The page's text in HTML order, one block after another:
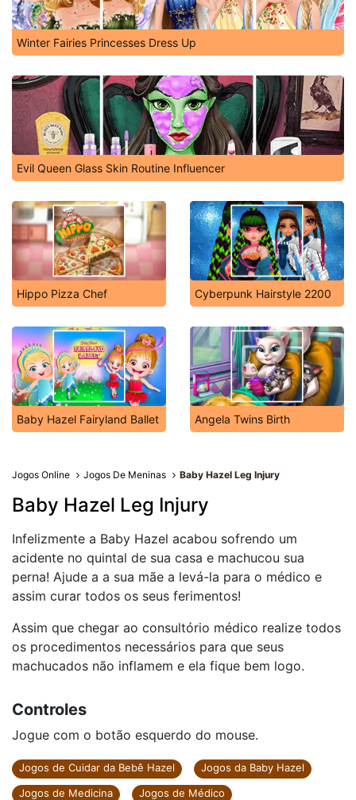
Winter Fairies Princesses Dress Up
Evil Queen Glass Skin Routine Influencer
Hippo Pizza Chef Cyberpunk Hairstyle 2200
Baby Hazel Fairyland Ballet Angela Twins Birth
Jogos Online Jogos De Meninas Baby Hazel Leg Injury
Baby Hazel Leg Injury
Infelizmente a Baby Hazel acabou sofrendo um
acidente no quintal de sua casa e machucou sua
perna! Ajude a a sua mãe a levá-la para o médico e
assim curar todos os seus ferimentos!
Assim que chegar ao consultório médico realize todos
os procedimentos necessários para que seus
machucados não inflamem e ela fique bem logo.
Controles
Jogue com o botão esquerdo do mouse.
Jogos de Cuidar da Bebê Hazel
Jogos da Baby Hazel
Jogos de Medicina
Jogos de Médico